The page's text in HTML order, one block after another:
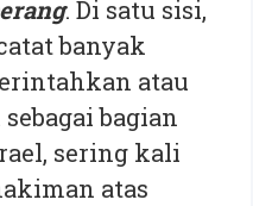
. Di satu sisi,
banyak
atau
bagian
sering kali
atas